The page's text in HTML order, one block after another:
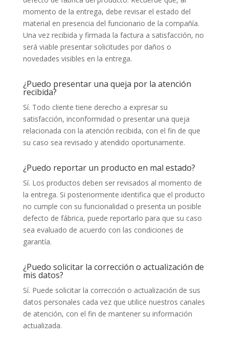
momento de la entrega, debe revisar el estado del
material en presencia del funcionario de la compañía.
Una vez recibida y firmada la factura a satisfacción, no
será viable presentar solicitudes por daños o
novedades visibles en la entrega.
¿Puedo presentar una queja por la atención
recibida?
Sí. Todo cliente tiene derecho a expresar su
satisfacción, inconformidad o presentar una queja
relacionada con la atención recibida, con el fin de que
su caso sea revisado y atendido oportunamente.
¿Puedo reportar un producto en mal estado?
Sí. Los productos deben ser revisados al momento de
la entrega. Si posteriormente identifica que el producto
no cumple con su funcionalidad o presenta un posible
defecto de fábrica, puede reportarlo para que su caso
sea evaluado de acuerdo con las condiciones de
garantía.
¿Puedo solicitar la corrección o actualización de
mis datos?
Sí. Puede solicitar la corrección o actualización de sus
datos personales cada vez que utilice nuestros canales
de atención, con el fin de mantener su información
actualizada.